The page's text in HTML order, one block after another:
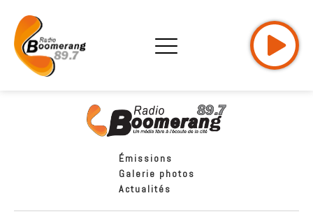
Émissions
Galerie photos
Actualités